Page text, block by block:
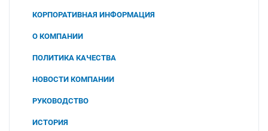
КОРПОРАТИВНАЯ ИНФОРМАЦИЯ
О КОМПАНИИ
ПОЛИТИКА КАЧЕСТВА
НОВОСТИ КОМПАНИИ
РУКОВОДСТВО
ИСТОРИЯ